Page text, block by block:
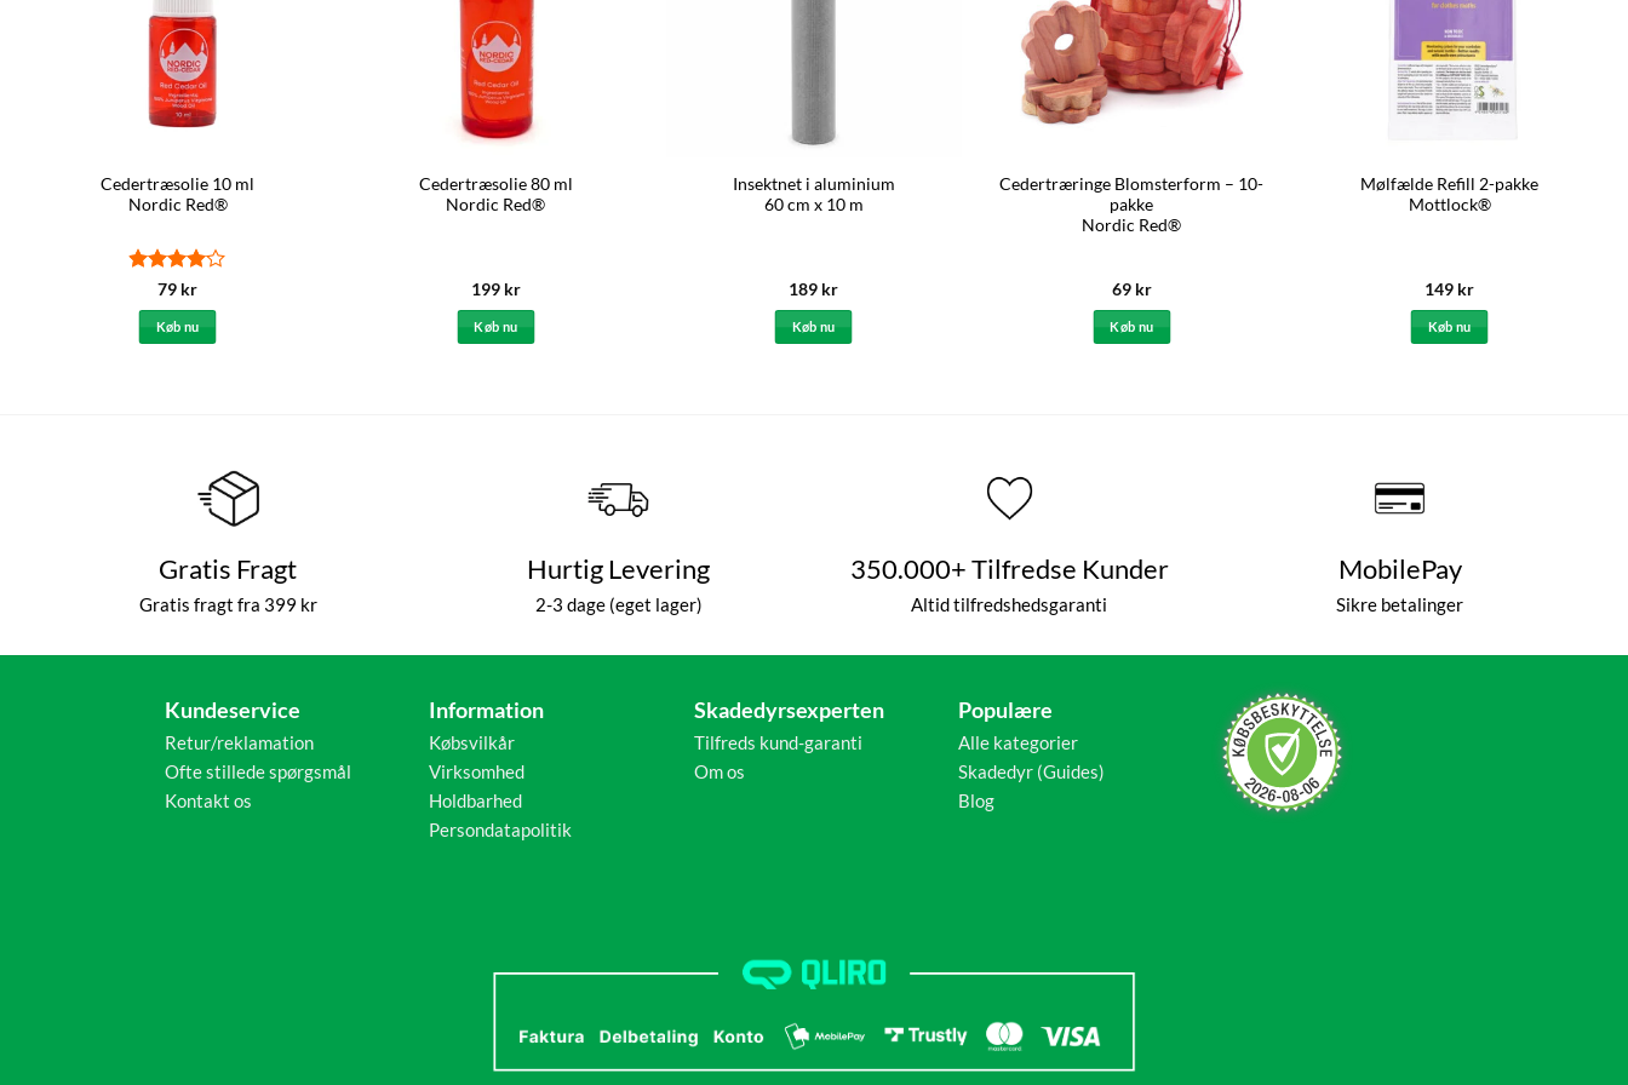
Cedertræsolie 10 ml
Nordic Red®
Vurderet
ud af
79 kr
Køb nu
Cedertræsolie 80 ml
Nordic Red®
199 kr
Køb nu
Insektnet i aluminium
60 cm x 10 m
189 kr
Køb nu
Cedertræringe Blomsterform – 10-
pakke
Nordic Red®
69 kr
Køb nu
Mølfælde Refill 2-pakke
Mottlock®
149 kr
Køb nu
Gratis Fragt
Gratis fragt fra 399 kr
Hurtig Levering
2-3 dage (eget lager)
350.000+ Tilfredse Kunder
Altid tilfredshedsgaranti
MobilePay
Sikre betalinger
Kundeservice
Retur/reklamation
Ofte stillede spørgsmål
Kontakt os
Information
Købsvilkår
Virksomhed
Holdbarhed
Persondatapolitik
Skadedyrsexperten
Tilfreds kund-garanti
Om os
Populære
Alle kategorier
Skadedyr (Guides)
Blog